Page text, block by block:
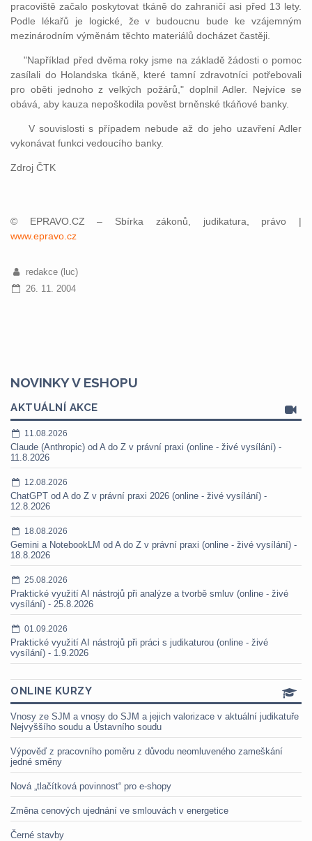
pracoviště začalo poskytovat tkáně do zahraničí asi před 13 lety.
Podle lékařů je logické, že v budoucnu bude ke vzájemným
mezinárodním výměnám těchto materiálů docházet častěji.
"Například před dvěma roky jsme na základě žádosti o pomoc
zasílali do Holandska tkáně, které tamní zdravotníci potřebovali
pro oběti jednoho z velkých požárů," doplnil Adler. Nejvíce se
obává, aby kauza nepoškodila pověst brněnské tkáňové banky.
V souvislosti s případem nebude až do jeho uzavření Adler
vykonávat funkci vedoucího banky.
Zdroj ČTK
© EPRAVO.CZ – Sbírka zákonů, judikatura, právo |
www.epravo.cz
redakce (luc)
26. 11. 2004
NOVINKY V ESHOPU
AKTUÁLNÍ AKCE
11.08.2026
Claude (Anthropic) od A do Z v právní praxi (online - živé vysílání) -
11.8.2026
12.08.2026
ChatGPT od A do Z v právní praxi 2026 (online - živé vysílání) -
12.8.2026
18.08.2026
Gemini a NotebookLM od A do Z v právní praxi (online - živé vysílání) -
18.8.2026
25.08.2026
Praktické využití AI nástrojů při analýze a tvorbě smluv (online - živé
vysílání) - 25.8.2026
01.09.2026
Praktické využití AI nástrojů při práci s judikaturou (online - živé
vysílání) - 1.9.2026
ONLINE KURZY
Vnosy ze SJM a vnosy do SJM a jejich valorizace v aktuální judikatuře
Nejvyššího soudu a Ústavního soudu
Výpověď z pracovního poměru z důvodu neomluveného zameškání
jedné směny
Nová „tlačítková povinnost“ pro e-shopy
Změna cenových ujednání ve smlouvách v energetice
Černé stavby